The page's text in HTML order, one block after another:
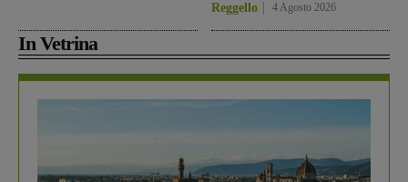
Reggello 4 Agosto 2026
In Vetrina